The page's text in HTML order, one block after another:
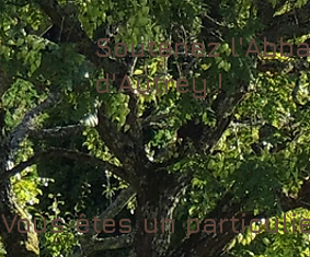
Soutenez
d'Autrey !
Vous êtes un